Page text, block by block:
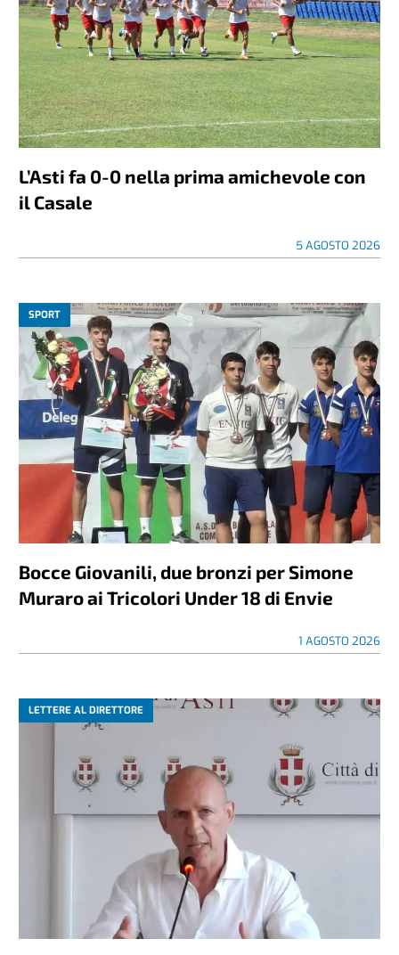
L’Asti fa 0-0 nella prima amichevole con
il Casale
5 AGOSTO 2026
SPORT
Bocce Giovanili, due bronzi per Simone
Muraro ai Tricolori Under 18 di Envie
1 AGOSTO 2026
LETTERE AL DIRETTORE